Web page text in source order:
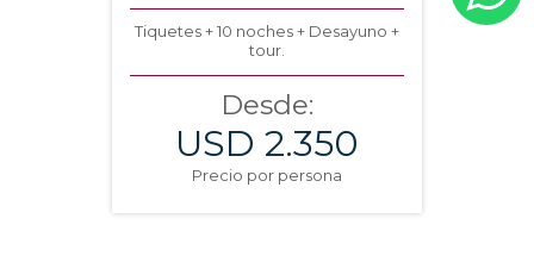
Tiquetes + 10 noches + Desayuno +
tour.
Desde:
USD 2.350
Precio por persona